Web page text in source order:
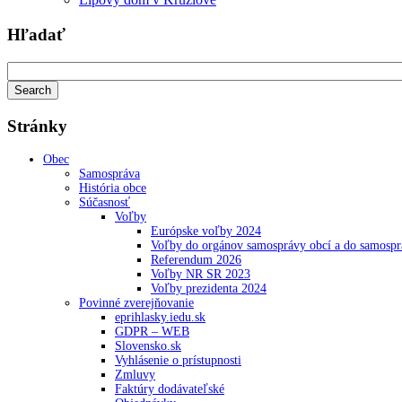
Hľadať
Stránky
Obec
Samospráva
História obce
Súčasnosť
Voľby
Európske voľby 2024
Voľby do orgánov samosprávy obcí a do
Referendum 2026
Voľby NR SR 2023
Voľby prezidenta 2024
Povinné zverejňovanie
eprihlasky.iedu.sk
GDPR – WEB
Slovensko.sk
Vyhlásenie o prístupnosti
Zmluvy
Faktúry dodávateľské